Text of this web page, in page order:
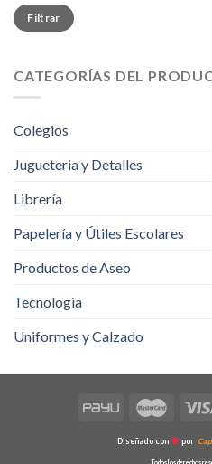
Precio
mínimo
Precio
máximo
Filtrar
CATEGORÍAS DEL
Colegios
Jugueteria y Detalles
Librería
Papelería y Útiles Escolares
Productos de Aseo
Tecnologia
Uniformes y Calzado
Diseñado con por